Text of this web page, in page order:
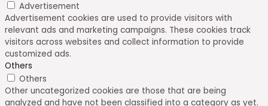
Advertisement
Advertisement cookies are used to provide visitors with
relevant ads and marketing campaigns. These cookies track
visitors across websites and collect information to provide
customized ads.
Others
Others
Other uncategorized cookies are those that are being
analyzed and have not been classified into a category as yet.